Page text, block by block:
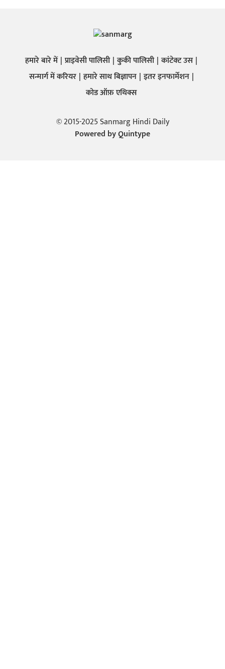
हमारे बारे में प्राइवेसी पालिसी कुकी पालिसी कांटेक्ट उस
सन्मार्ग में करियर हमारे साथ बिज्ञापन इतर इनफार्मेशन
कोड ऑफ़ एथिक्स
© 2015-2025 Sanmarg Hindi Daily
Powered byQuintype